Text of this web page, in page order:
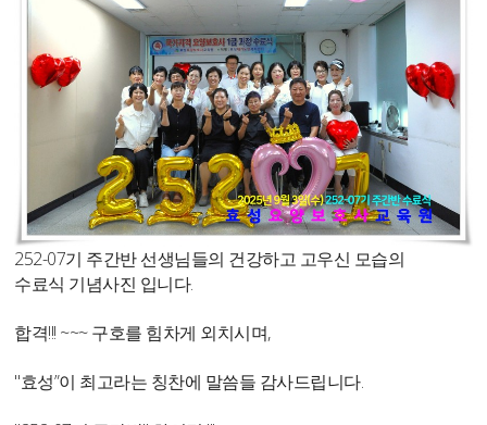
252-07기 주간반 선생님들의 건강하고 고우신 모습의
수료식 기념사진 입니다.
합격!!! ~~~ 구호를 힘차게 외치시며,
"효성”이 최고라는 칭찬에 말씀들 감사드립니다.